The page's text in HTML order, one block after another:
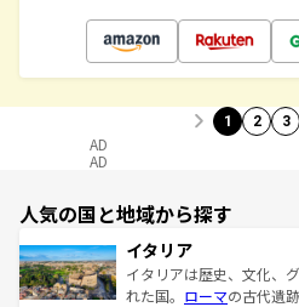
1 2 3
AD
AD
人気の国と地域から探す
イタリア
イタリアは歴史、文化、
れた国。 ローマの古代遺